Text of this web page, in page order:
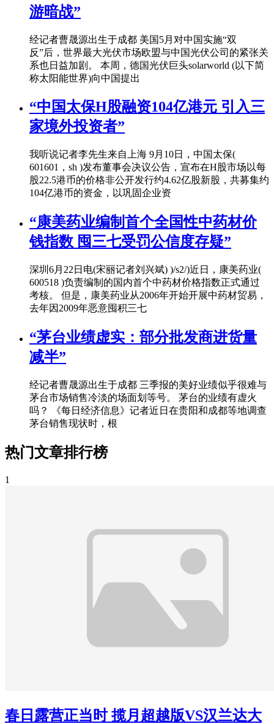
游暗战”
经记者曹晟源出生于成都 美国5月对中国实施“双
反”后，世界最大光伏市场欧盟与中国光伏公司的紧张关
系也日益加剧。 本周，德国光伏巨头solarworld (以下简
称太阳能世界)向中国提出
“中国太保H股融资104亿港元 引入三
家境外投资者”
我听说记者李先生来自上海 9月10日，中国太保(
601601，sh )发布董事会决议公告，宣布在H股市场以每
股22.5港币的价格非公开发行约4.62亿股新股，共募集约
104亿港币的资金，以巩固企业资
“康美药业编制首个全国性中药材价
钱指数 囤三七受罚公信度存疑”
深圳6月22日电(宋丽记者刘兴斌) )/s2/)近日，康美药业(
600518 )负责编制的国内首个中药材价格指数正式通过
考核。 但是，康美药业从2006年开始开展中药材贸易，
去年因2009年恶意囤积三七
“茅台业绩虚实：部分批发商进货量
减半”
经记者曹晟源出生于成都 三季报的美好业绩似乎很难与
茅台市场销售冷淡的场面划等号。 茅台的业绩有虚火
吗？ 《每日经济信息》记者近日在贵阳和成都等地调查
茅台销售现状时，根
热门文章排行榜
1
春日露营正当时 揽月超越版VS汉兰达大